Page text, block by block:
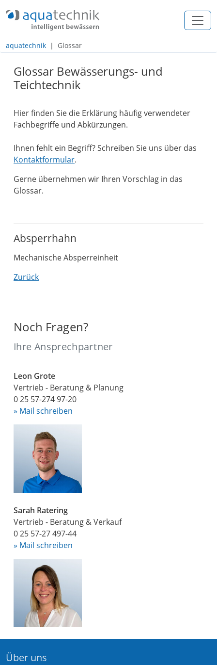
Navigation
Inhalt
aquatechnik Glossar
Glossar Bewässerungs- und
Teichtechnik
Hier finden Sie die Erklärung häufig verwendeter
Fachbegriffe und Abkürzungen.
Ihnen fehlt ein Begriff? Schreiben Sie uns über das
Kontaktformular.
Gerne übernehmen wir Ihren Vorschlag in das
Glossar.
Absperrhahn
Mechanische Absperreinheit
Zurück
Noch Fragen?
Ihre Ansprechpartner
Leon Grote
Vertrieb - Beratung & Planung
0 25 57-274 97-20
» Mail schreiben
Sarah Ratering
Vertrieb - Beratung & Verkauf
0 25 57-27 497-44
» Mail schreiben
Über uns